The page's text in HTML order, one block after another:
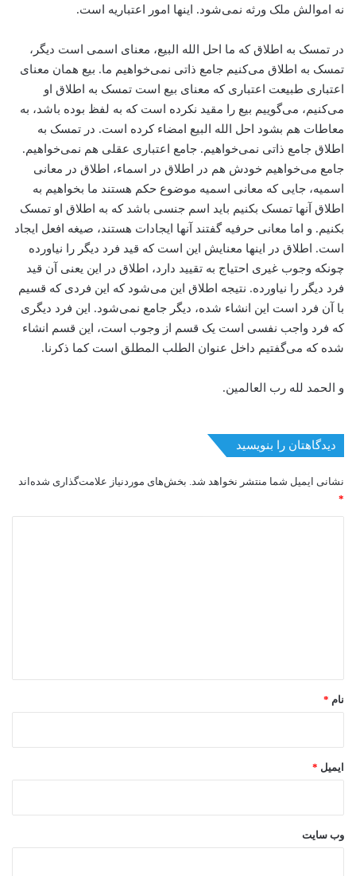
نه ‌اموالش ملک ورثه نمی‌شود. اینها امور اعتباریه است.
در تمسک به اطلاق که ما احل الله البیع، معنای اسمی است دیگر،
‌تمسک به اطلاق می‌کنیم جامع ذاتی نمی‌خواهیم ما. بیع همان معنای
اعتباری ‌طبیعت اعتباری که معنای بیع است تمسک به اطلاق او
می‌کنیم، می‌گوییم بیع را مقید نکرده است که به لفظ بوده باشد، به
معاطات هم بشود احل الله البیع امضاء کرده است. در تمسک به
اطلاق جامع ذاتی نمی‌خواهیم. جامع اعتباری عقلی هم نمی‌خواهیم.
جامع می‌خواهیم خودش هم در اطلاق در اسماء، اطلاق در معانی
اسمیه، ‌جایی که معانی اسمیه موضوع حکم هستند ما بخواهیم به
اطلاق آنها تمسک بکنیم باید اسم جنسی باشد که به اطلاق او تمسک
بکنیم. و اما معانی حرفیه گفتند آنها ایجادات هستند، صیغه افعل ایجاد
است. اطلاق در اینها معنایش این است که قید فرد دیگر را نیاورده
چونکه وجوب غیری احتیاج به تقیید دارد، اطلاق در این یعنی آن قید
فرد دیگر را نیاورده. نتیجه اطلاق این می‌شود که این فردی که قسیم
با آن فرد است این انشاء‌ شده، دیگر جامع نمی‌شود. این فرد دیگری
که فرد واجب نفسی است یک قسم از وجوب است، این قسم انشاء
شده که می‌گفتیم داخل عنوان الطلب المطلق است کما ذکرنا.
و الحمد لله رب العالمین.
دیدگاهتان را بنویسید
نشانی ایمیل شما منتشر نخواهد شد. بخش‌های موردنیاز علامت‌گذاری شده‌اند
*
نام *
ایمیل *
وب‌ سایت